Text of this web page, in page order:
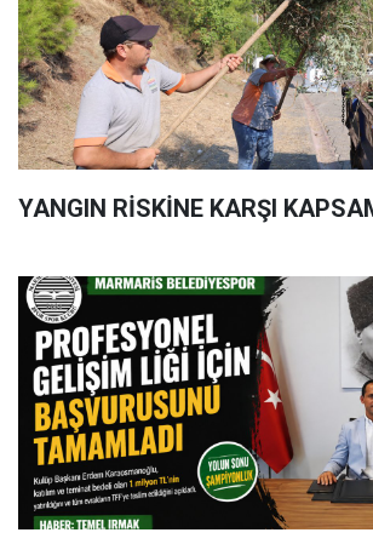
YANGIN RİSKİNE KARŞI